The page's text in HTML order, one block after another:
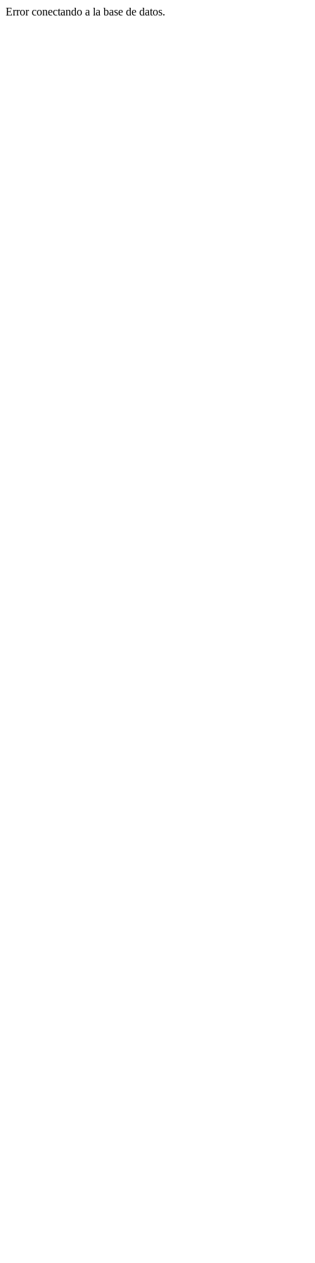
Error conectando a la base de datos.